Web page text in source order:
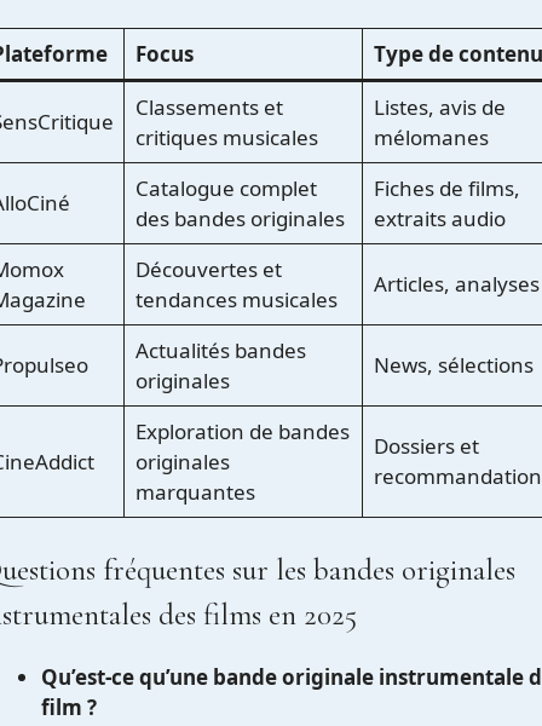
Focus Type de contenu
Classements et
critiques musicales
Listes, avis de
mélomanes
Catalogue complet
des bandes originales
Fiches de films,
extraits audio
Découvertes et
tendances musicales
Articles, analyses
Actualités bandes
originales
News, sélections
Exploration de bandes
originales
marquantes
Dossiers et
fréquentes sur les bandes originales
des films en 2025
Qu’est-ce qu’une bande originale instrumentale
film ?